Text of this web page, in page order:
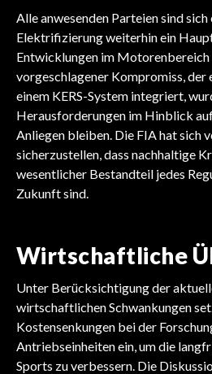
Alle anwesenden Parteien sind sich
Elektrifizierung weiterhin ein
Entwicklungen im
vorgeschlagener Kompromiss,
einem KERS-System integriert,
Herausforderungen im Hinblick
Anliegen bleiben. Die FIA hat sich
sicherzustellen, dass nachhaltige
wesentlicher Bestandteil jedes
Zukunft sind.
Wirtschaftliche
Unter Berücksichtigung der
wirtschaftlichen Schwankungen
Kostensenkungen bei der
Antriebseinheiten ein, um die
Sports zu verbessern. Die